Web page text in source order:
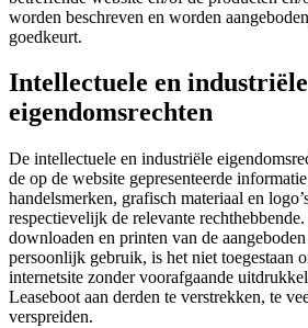
worden beschreven en worden
goedkeurt.
Intellectuele en industriële
eigendomsrechten
De intellectuele en industriële
de op de website gepresenteerde
handelsmerken, grafisch materiaal en
respectievelijk de relevante
downloaden en printen van de
persoonlijk gebruik, is het niet toegestaan
internetsite zonder voorafgaande
Leaseboot aan derden te verstrekken, te
verspreiden.